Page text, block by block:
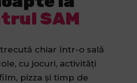
SAM
chiar într-o sală
cu jocuri, activități
pizza și timp de